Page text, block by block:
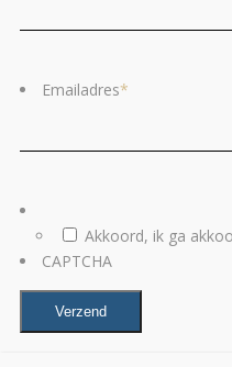
Emailadres*
Akkoord, ik ga
CAPTCHA